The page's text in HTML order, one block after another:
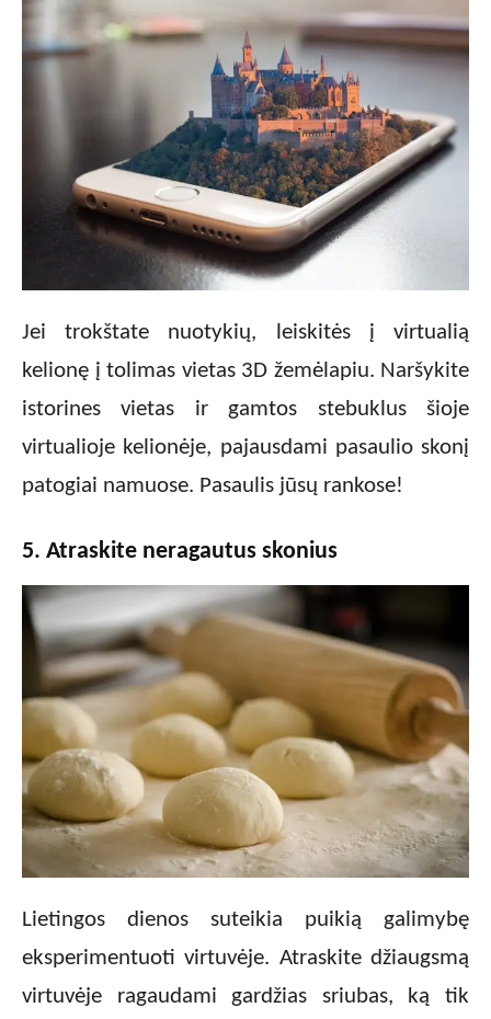
Jei trokštate nuotykių, leiskitės į virtualią
kelionę į tolimas vietas 3D žemėlapiu. Naršykite
istorines vietas ir gamtos stebuklus šioje
virtualioje kelionėje, pajausdami pasaulio skonį
patogiai namuose. Pasaulis jūsų rankose!
5. Atraskite neragautus skonius
Lietingos dienos suteikia puikią galimybę
eksperimentuoti virtuvėje. Atraskite džiaugsmą
virtuvėje ragaudami gardžias sriubas, ką tik